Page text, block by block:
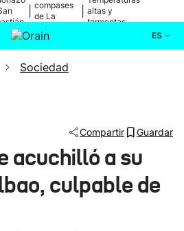
compases
de La
altas y
tormentas
ES
Actualidad
Ikusmiran
Sociedad
Compartir Guardar
acuchilló a su
culpable de